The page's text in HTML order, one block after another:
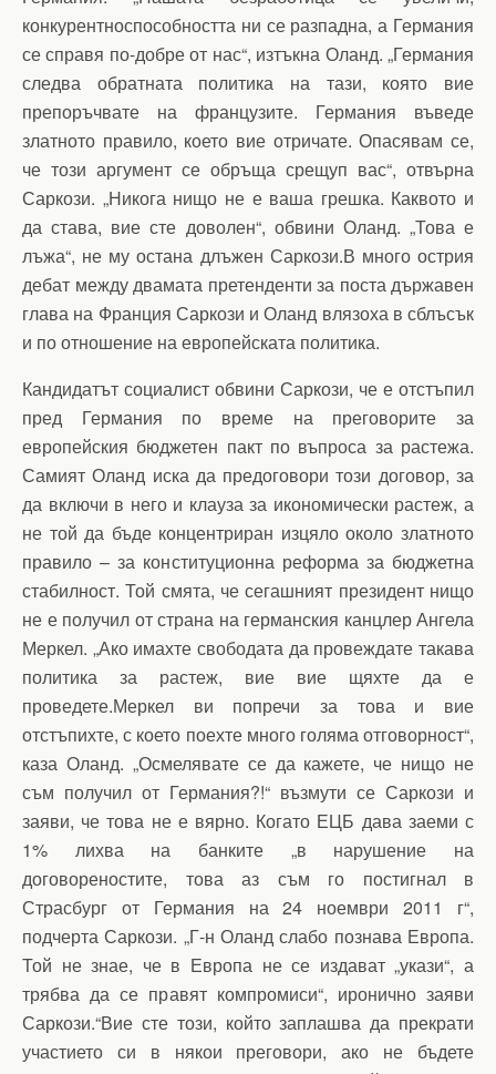
конкурентноспособността ни се разпадна, а Германия
се справя по-добре от нас“, изтъкна Оланд. „Германия
следва обратната политика на тази, която вие
препоръчвате на французите. Германия въведе
златното правило, което вие отричате. Опасявам се,
че този аргумент се обръща срещуп вас“, отвърна
Саркози. „Никога нищо не е ваша грешка. Каквото и
да става, вие сте доволен“, обвини Оланд. „Това е
лъжа“, не му остана длъжен Саркози.В много острия
дебат между двамата претенденти за поста държавен
глава на Франция Саркози и Оланд влязоха в сблъсък
и по отношение на европейската политика.
Кандидатът социалист обвини Саркози, че е отстъпил
пред Германия по време на преговорите за
европейския бюджетен пакт по въпроса за растежа.
Самият Оланд иска да предоговори този договор, за
да включи в него и клауза за икономически растеж, а
не той да бъде концентриран изцяло около златното
правило – за конституционна реформа за бюджетна
стабилност. Той смята, че сегашният президент нищо
не е получил от страна на германския канцлер Ангела
Меркел. „Ако имахте свободата да провеждате такава
политика за растеж, вие вие щяхте да е
проведете.Меркел ви попречи за това и вие
отстъпихте, с което поехте много голяма отговорност“,
каза Оланд. „Осмелявате се да кажете, че нищо не
съм получил от Германия?!“ възмути се Саркози и
заяви, че това не е вярно. Когато ЕЦБ дава заеми с
1% лихва на банките „в нарушение на
договореностите, това аз съм го постигнал в
Страсбург от Германия на 24 ноември 2011 г“,
подчерта Саркози. „Г-н Оланд слабо познава Европа.
Той не знае, че в Европа не се издават „укази“, а
трябва да се правят компромиси“, иронично заяви
Саркози.“Вие сте този, който заплашва да прекрати
участието си в някои преговори, ако не бъдете